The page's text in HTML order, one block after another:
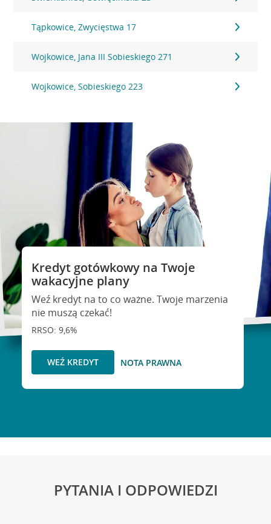
Tąpkowice, Zwycięstwa 17
Wojkowice, Jana III Sobieskiego 271
Wojkowice, Sobieskiego 223
Kredyt gotówkowy na Twoje
wakacyjne plany
Weź kredyt na to co ważne. Twoje marzenia
nie muszą czekać!
RRSO: 9,6%
WEŹ KREDYT NOTA PRAWNA
PYTANIA I ODPOWIEDZI